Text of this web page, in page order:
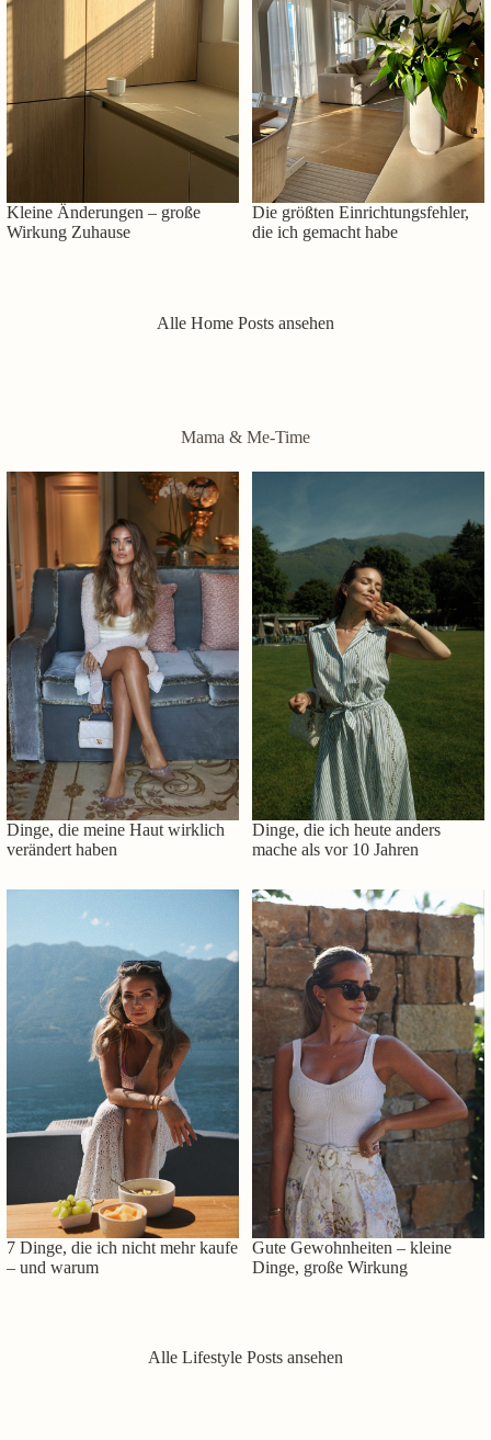
Kleine Änderungen – große
Wirkung Zuhause
Die größten Einrichtungsfehler,
die ich gemacht habe
Alle Home Posts ansehen
Mama & Me-Time
Dinge, die meine Haut wirklich
verändert haben
Dinge, die ich heute anders
mache als vor 10 Jahren
7 Dinge, die ich nicht mehr kaufe
– und warum
Gute Gewohnheiten – kleine
Dinge, große Wirkung
Alle Lifestyle Posts ansehen